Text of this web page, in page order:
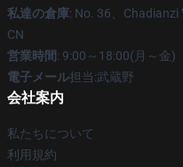
私達の倉庫: No. 36、Chadianzi
CN
営業時間: 9:00～18:00(月～金)
電子メール担当:武蔵野
会社案内
私たちについて
利用規約